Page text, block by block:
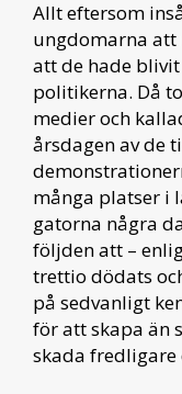
Allt eftersom
ungdomarna att
att de hade
politikerna. Då
medier och
årsdagen av de
många platser i
gatorna några
följden att –
trettio dödats
på sedvanligt
för att skapa än
skada fredligare